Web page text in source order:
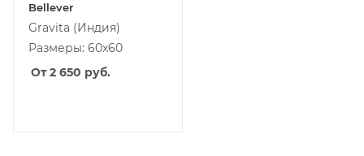
Bellever
Gravita (Индия)
Размеры: 60x60
От 2 650 руб.